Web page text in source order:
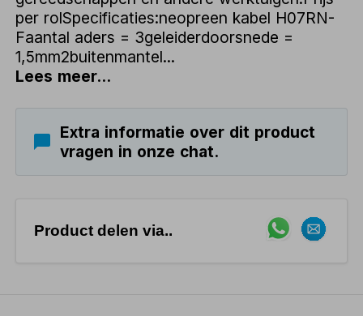
per rolSpecificaties:neopreen kabel H07RN-
Faantal aders = 3geleiderdoorsnede =
1,5mm2buitenmantel...
Lees meer...
Extra informatie over dit product
vragen in onze chat.
Product delen via..